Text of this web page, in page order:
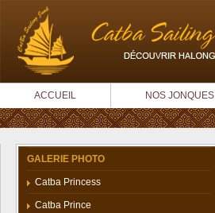
ACCUEIL NOS JONQUES
GALERIE PHOTO
Catba Princess
Catba Prince